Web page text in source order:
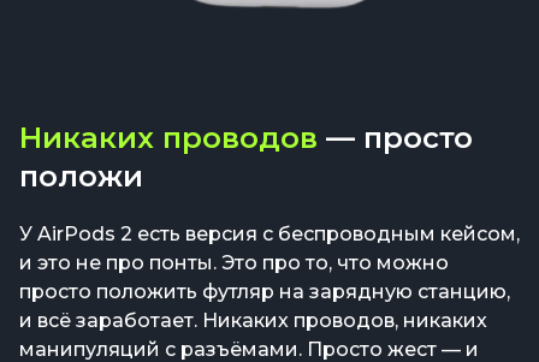
Никаких проводов — просто
положи
У AirPods 2 есть версия с беспроводным кейсом,
и это не про понты. Это про то, что можно
просто положить футляр на зарядную станцию,
и всё заработает. Никаких проводов, никаких
манипуляций с разъёмами. Просто жест — и